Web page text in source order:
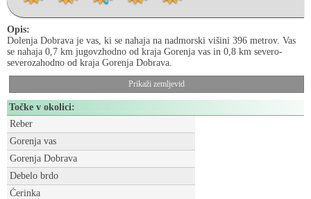
Opis:
Dolenja Dobrava je vas, ki se nahaja na nadmorski višini 396 metrov. Vas
se nahaja 0,7 km jugovzhodno od kraja Gorenja vas in 0,8 km severo-
severozahodno od kraja Gorenja Dobrava.
Prikaži zemljevid
Točke v okolici:
Reber
Gorenja vas
Gorenja Dobrava
Debelo brdo
Čerinka